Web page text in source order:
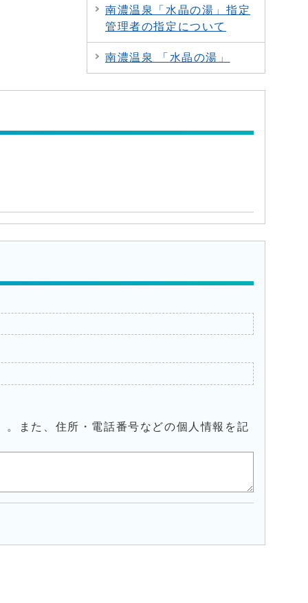
南濃温泉「水晶の湯」指定
管理者の指定について
南濃温泉 「水晶の湯」
。また、住所・電話番号などの個人情報を記